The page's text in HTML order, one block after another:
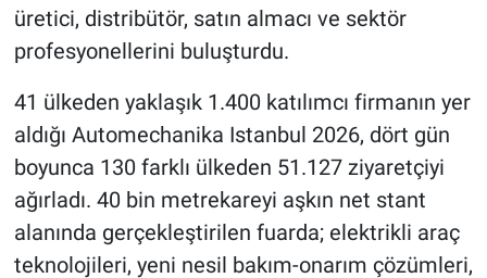
üretici, distribütör, satın almacı ve sektör
profesyonellerini buluşturdu.
41 ülkeden yaklaşık 1.400 katılımcı firmanın yer
aldığı Automechanika Istanbul 2026, dört gün
boyunca 130 farklı ülkeden 51.127 ziyaretçiyi
ağırladı. 40 bin metrekareyi aşkın net stant
alanında gerçekleştirilen fuarda; elektrikli araç
teknolojileri, yeni nesil bakım-onarım çözümleri,